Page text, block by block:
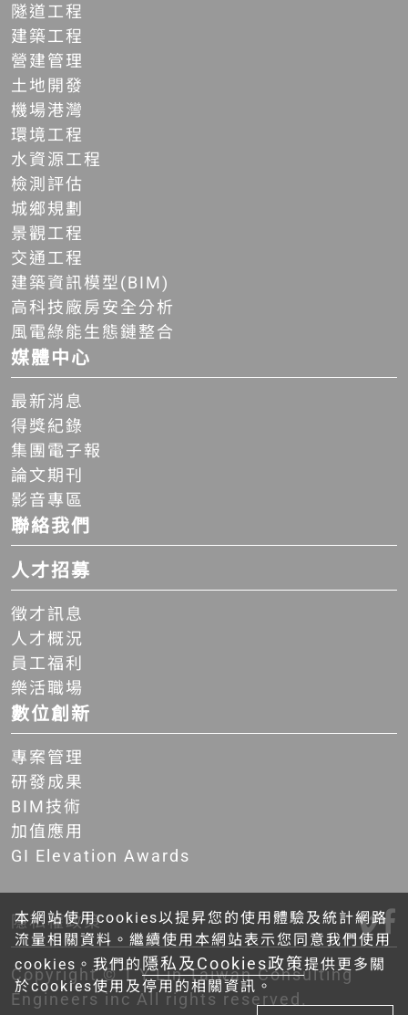
隧道工程
建築工程
營建管理
土地開發
機場港灣
環境工程
水資源工程
檢測評估
城鄉規劃
景觀工程
交通工程
建築資訊模型(BIM)
高科技廠房安全分析
風電綠能生態鏈整合
媒體中心
最新消息
得獎紀錄
集團電子報
論文期刊
影音專區
聯絡我們
人才招募
徵才訊息
人才概況
員工福利
樂活職場
數位創新
專案管理
研發成果
BIM技術
加值應用
GI Elevation Awards
隱私權政策
Copyright © T.Y.Lin Taiwan Consulting
Engineers inc All rights reserved.
本網站使用cookies以提昇您的使用體驗及統計網路
流量相關資料。繼續使用本網站表示您同意我們使用
cookies。我們的隱私及Cookies政策提供更多關
於cookies使用及停用的相關資訊。